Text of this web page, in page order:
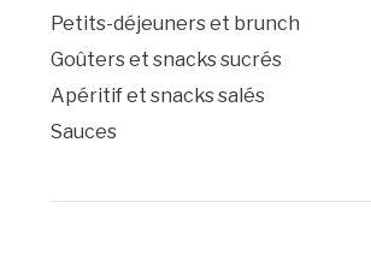
Petits-déjeuners et brunch
Goûters et snacks sucrés
Apéritif et snacks salés
Sauces